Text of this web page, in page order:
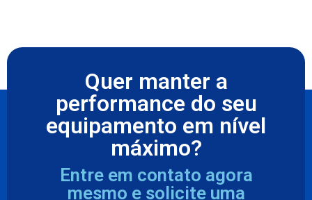
Quer manter a
performance do seu
equipamento em nível
máximo?
Entre em contato agora
mesmo e solicite uma